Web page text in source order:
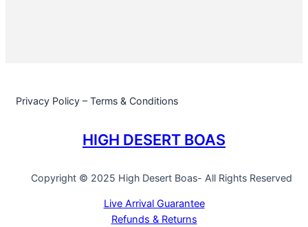
Privacy Policy – Terms & Conditions
HIGH DESERT BOAS
Copyright © 2025 High Desert Boas- All Rights Reserved
Live Arrival Guarantee
Refunds & Returns